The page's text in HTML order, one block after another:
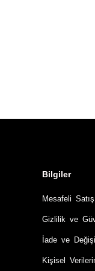
Bilgiler
Mesafeli
Gizlilik ve
İade ve
Kişisel